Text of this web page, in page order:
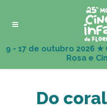
Do coral